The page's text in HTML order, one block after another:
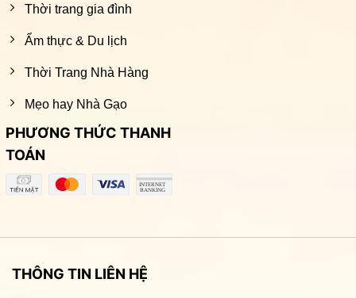
Thời trang gia đình
Ẩm thực & Du lịch
Thời Trang Nhà Hàng
Mẹo hay Nhà Gạo
PHƯƠNG THỨC THANH
TOÁN
THÔNG TIN LIÊN HỆ